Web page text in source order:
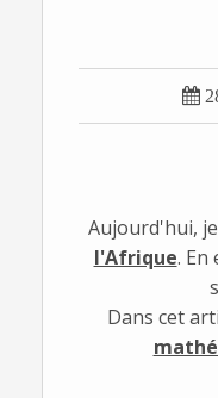

Aujourd'hui,
l'Afrique.
Dans cet